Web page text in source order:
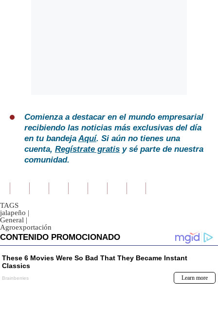
Comienza a destacar en el mundo empresarial
recibiendo las noticias más exclusivas del día
en tu bandejaAquí. Si aún no tienes una
cuenta, Regístrate gratis y sé parte de nuestra
comunidad.
TAGS
jalapeño |
General |
Agroexportación